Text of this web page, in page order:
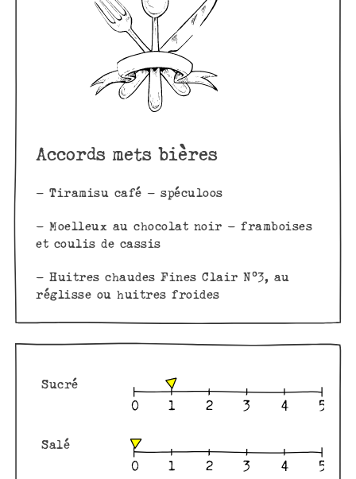
Accords mets bières
– Tiramisu café – spéculoos
– Moelleux au chocolat noir – framboises
et coulis de cassis
– Huitres chaudes Fines Clair N°3, au
réglisse ou huitres froides
Sucré
Salé